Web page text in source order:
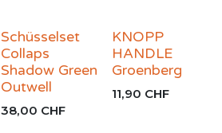
Schüsselset
Collaps
Shadow Green
Outwell
38,00 CHF
KNOPP
HANDLE
Groenberg
11,90 CHF